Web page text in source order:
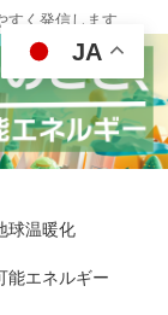
すく発信します
球温暖化
能エネルギー
JA